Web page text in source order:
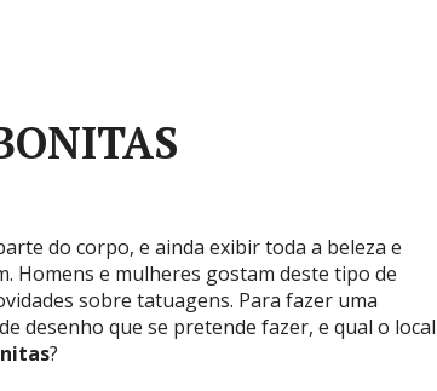
do corpo, e ainda exibir toda a beleza e
Homens e mulheres gostam deste tipo de
sobre tatuagens. Para fazer uma
desenho que se pretende fazer, e qual o local
?